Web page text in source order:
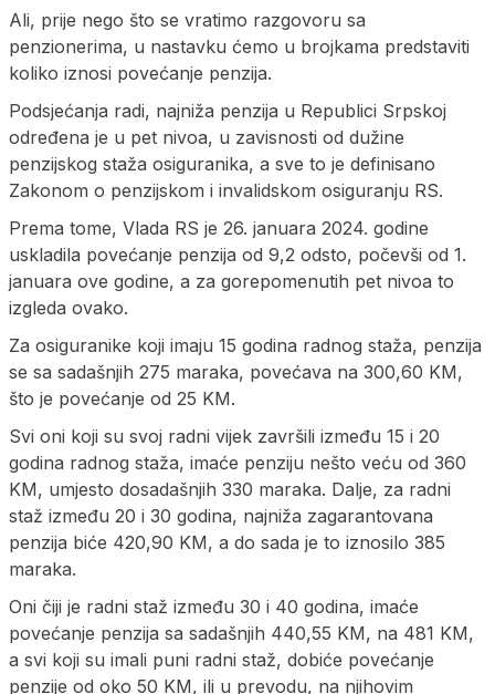
Ali, prije nego što se vratimo razgovoru sa
penzionerima, u nastavku ćemo u brojkama predstaviti
koliko iznosi povećanje penzija.
Podsjećanja radi, najniža penzija u Republici Srpskoj
određena je u pet nivoa, u zavisnosti od dužine
penzijskog staža osiguranika, a sve to je definisano
Zakonom o penzijskom i invalidskom osiguranju RS.
Prema tome, Vlada RS je 26. januara 2024. godine
uskladila povećanje penzija od 9,2 odsto, počevši od 1.
januara ove godine, a za gorepomenutih pet nivoa to
izgleda ovako.
Za osiguranike koji imaju 15 godina radnog staža, penzija
se sa sadašnjih 275 maraka, povećava na 300,60 KM,
što je povećanje od 25 KM.
Svi oni koji su svoj radni vijek završili između 15 i 20
godina radnog staža, imaće penziju nešto veću od 360
KM, umjesto dosadašnjih 330 maraka. Dalje, za radni
staž između 20 i 30 godina, najniža zagarantovana
penzija biće 420,90 KM, a do sada je to iznosilo 385
maraka.
Oni čiji je radni staž između 30 i 40 godina, imaće
povećanje penzija sa sadašnjih 440,55 KM, na 481 KM,
a svi koji su imali puni radni staž, dobiće povećanje
penzije od oko 50 KM, ili u prevodu, na njihovim